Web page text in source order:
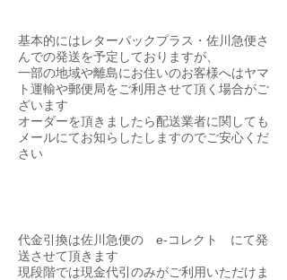
基本的にはレターパックプラス・佐川急便さ
んでの発送を予定しておりますが、
一部の地域や離島にお住いのお客様へはヤマ
ト運輸や郵便局をご利用させて頂く場合がご
ざいます
​オーダーを頂きましたら配送業者に関しても
メールにてお知らしたしますのでご安心くだ
さい
代金引換は佐川急便の e-コレクト にて発
送させて頂きます
​現段階では現金代引のみがご利用いただけま